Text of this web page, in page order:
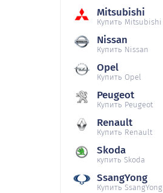
Mitsubishi
Купить Mitsubishi
Nissan
Купить Nissan
Opel
Купить Opel
Peugeot
Купить Peugeot
Renault
Купить Renault
Skoda
купить Skoda
SsangYong
Купить SsangYong